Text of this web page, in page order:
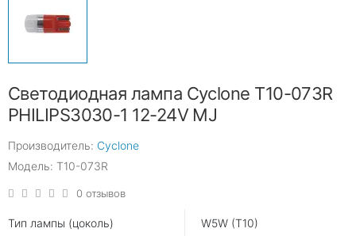
Светодиодная лампа Cyclone T10-073R
PHILIPS3030-1 12-24V MJ
Производитель: Cyclone
Модель: T10-073R
0 отзывов
Тип лампы (цоколь) W5W (T10)